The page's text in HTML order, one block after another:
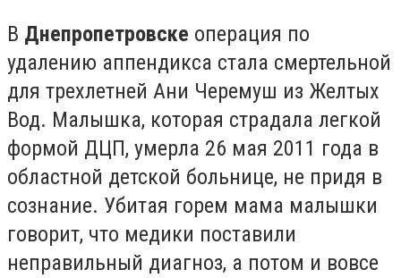
В Днепропетровске операция по
удалению аппендикса стала смертельной
для трехлетней Ани Черемуш из Желтых
Вод. Малышка, которая страдала легкой
формой ДЦП, умерла 26 мая 2011 года в
областной детской больнице, не придя в
сознание. Убитая горем мама малышки
говорит, что медики поставили
неправильный диагноз, а потом и вовсе